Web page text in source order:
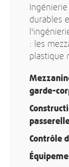
durables
: les
plastique
garde-
Contrôle